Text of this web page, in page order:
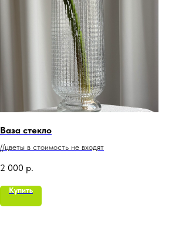
Ваза стекло
//цветы в стоимость не входят
2 000 р.
Купить